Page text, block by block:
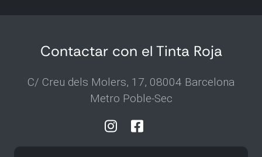
Contactar con el Tinta Roja
C/ Creu dels Molers, 17, 08004 Barcelona
Metro Poble-Sec